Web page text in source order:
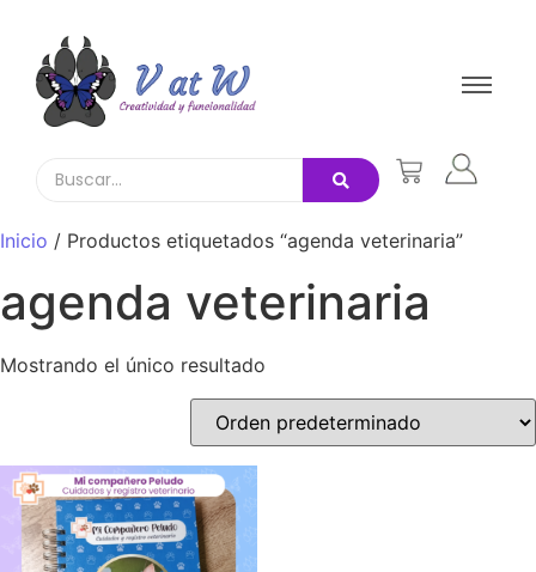
Inicio / Productos etiquetados “agenda veterinaria”
agenda veterinaria
Mostrando el único resultado